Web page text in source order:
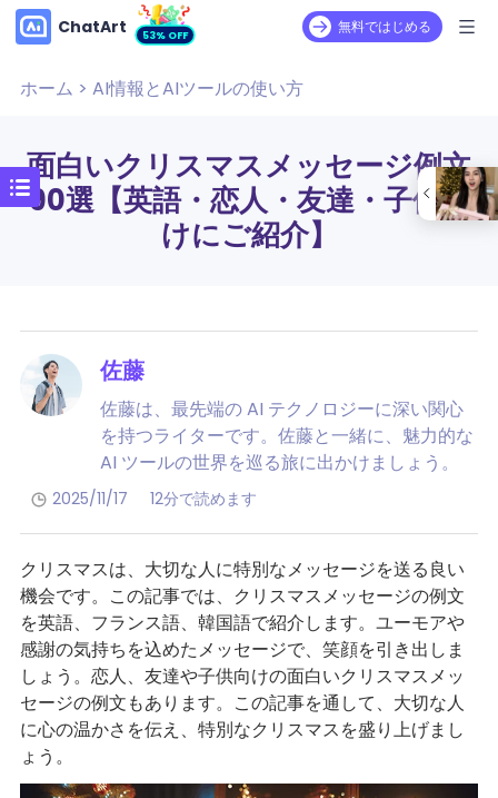
ChatArt 53% OFF 無料ではじめる
ホーム > AI情報とAIツールの使い方
面白いクリスマスメッセージ例文
90選【英語・恋人・友達・子供向
けにご紹介】
佐藤
佐藤は、最先端の AI テクノロジーに深い関心
を持つライターです。佐藤と一緒に、魅力的な
AI ツールの世界を巡る旅に出かけましょう。
2025/11/17 12分で読めます
クリスマスは、大切な人に特別なメッセージを送る良い
機会です。この記事では、クリスマスメッセージの例文
を英語、フランス語、韓国語で紹介します。ユーモアや
感謝の気持ちを込めたメッセージで、笑顔を引き出しま
しょう。恋人、友達や子供向けの面白いクリスマスメッ
セージの例文もあります。この記事を通して、大切な人
に心の温かさを伝え、特別なクリスマスを盛り上げまし
ょう。